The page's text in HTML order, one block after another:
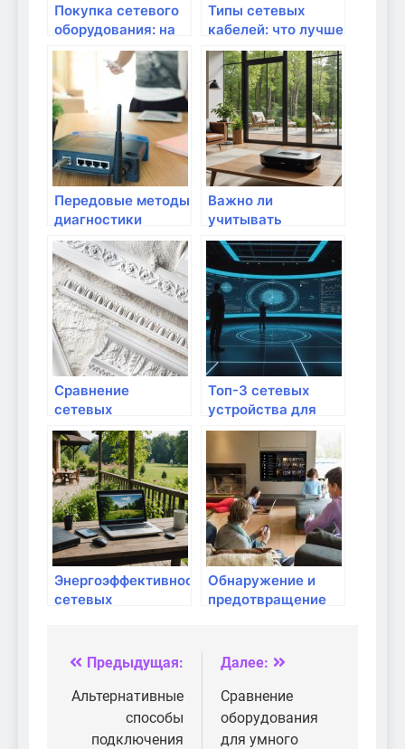
Покупка сетевого
оборудования: на
что обращать
внимание
Типы сетевых
кабелей: что лучше
выбрать
Передовые методы
диагностики
сетевых проблем
Важно ли
учитывать
требования к
скорости при
выборе
оборудования?
Сравнение
сетевых
адаптеров: какие
лучше?
Топ-3 сетевых
устройства для
удаленной работы
Энергоэффективность
сетевых
Обнаружение и
предотвращение
Навигация
по
записям
Предыдущая:
Альтернативные
способы
подключения
Далее:
Сравнение
оборудования
для умного